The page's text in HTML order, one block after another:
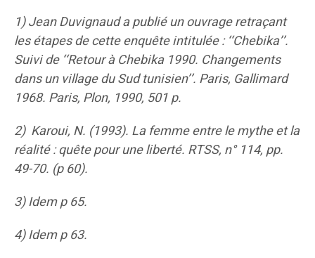
1) Jean Duvignaud a publié un ouvrage retraçant
les étapes de cette enquête intitulée : ‘‘Chebika’’.
Suivi de ‘‘Retour à Chebika 1990. Changements
dans un village du Sud tunisien’’. Paris, Gallimard
1968. Paris, Plon, 1990, 501 p.
2) Karoui, N. (1993). La femme entre le mythe et la
réalité : quête pour une liberté. RTSS, n° 114, pp.
49-70. (p 60).
3) Idem p 65.
4) Idem p 63.